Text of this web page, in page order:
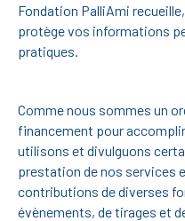
Fondation PalliAmi
protège vos informations
pratiques.
Comme nous sommes un
financement pour
utilisons et divulguons
prestation de nos services
contributions de diverses
évènements, de tirages et